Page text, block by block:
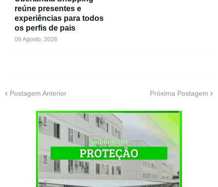
reúne presentes e
experiências para todos
os perfis de pais
06 Agosto, 2026
Postagem Anterior Próxima Postagem